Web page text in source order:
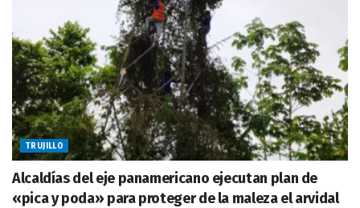
TRUJILLO
Alcaldías del eje panamericano ejecutan plan de
«pica y poda» para proteger de la maleza el arvidal